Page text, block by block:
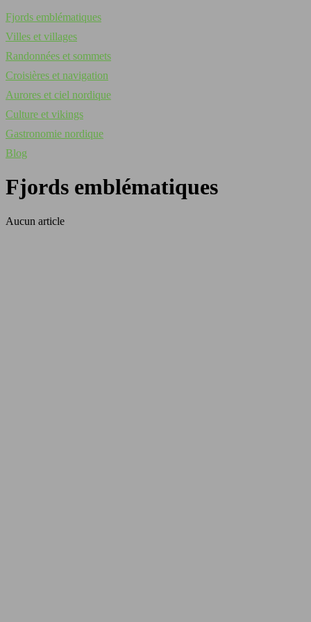
Fjords emblématiques
Villes et villages
Randonnées et sommets
Croisières et navigation
Aurores et ciel nordique
Culture et vikings
Gastronomie nordique
Blog
Fjords emblématiques
Aucun article